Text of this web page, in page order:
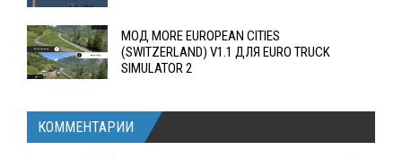
МОД MORE EUROPEAN CITIES
(SWITZERLAND) V1.1 ДЛЯ EURO TRUCK
SIMULATOR 2
КОММЕНТАРИИ